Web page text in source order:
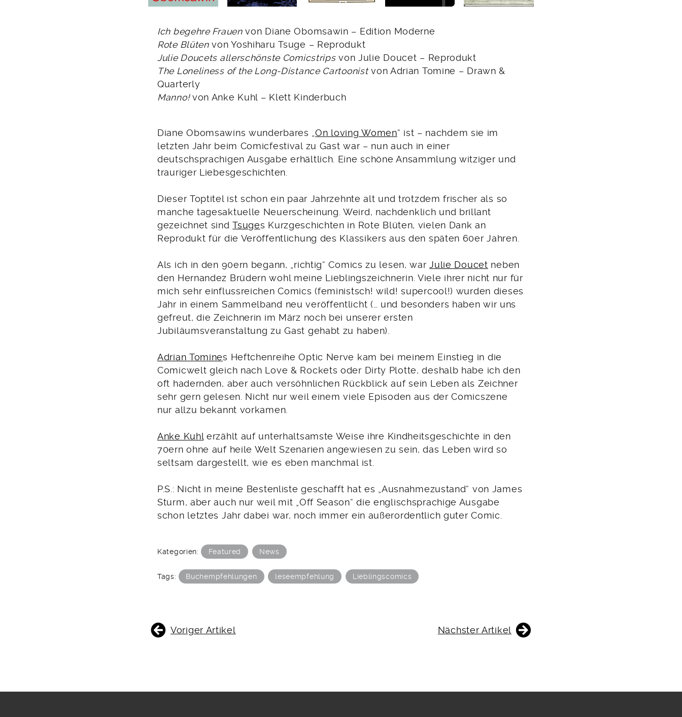
Ich begehre Frauenvon Diane Obomsawin – Edition Moderne
Rote Blütenvon Yoshiharu Tsuge – Reprodukt
Julie Doucets allerschönste Comicstripsvon Julie Doucet – Reprodukt
The Loneliness of the Long-Distance Cartoonistvon Adrian Tomine – Drawn &
Quarterly
Manno!von Anke Kuhl – Klett Kinderbuch
Diane Obomsawins wunderbares „On loving Women“ ist – nachdem sie im
letzten Jahr beim Comicfestival zu Gast war – nun auch in einer
deutschsprachigen Ausgabe erhältlich. Eine schöne Ansammlung witziger und
trauriger Liebesgeschichten.
Dieser Toptitel ist schon ein paar Jahrzehnte alt und trotzdem frischer als so
manche tagesaktuelle Neuerscheinung. Weird, nachdenklich und brillant
gezeichnet sindTsuges Kurzgeschichten in Rote Blüten, vielen Dank an
Reprodukt für die Veröffentlichung des Klassikers aus den späten 60er Jahren.
Als ich in den 90ern begann, „richtig“ Comics zu lesen, warJulie Doucet neben
den Hernandez Brüdern wohl meine Lieblingszeichnerin. Viele ihrer nicht nur für
mich sehr einflussreichen Comics (feministsch! wild! supercool!) wurden dieses
Jahr in einem Sammelband neu veröffentlicht (… und besonders haben wir uns
gefreut, die Zeichnerin im März noch bei unserer ersten
Jubiläumsveranstaltung zu Gast gehabt zu haben).
Adrian Tomines Heftchenreihe Optic Nerve kam bei meinem Einstieg in die
Comicwelt gleich nach Love & Rockets oder Dirty Plotte, deshalb habe ich den
oft hadernden, aber auch versöhnlichen Rückblick auf sein Leben als Zeichner
sehr gern gelesen. Nicht nur weil einem viele Episoden aus der Comicszene
nur allzu bekannt vorkamen.
Anke Kuhl erzählt auf unterhaltsamste Weise ihre Kindheitsgeschichte in den
70ern ohne auf heile Welt Szenarien angewiesen zu sein, das Leben wird so
seltsam dargestellt, wie es eben manchmal ist.
P.S.: Nicht in meine Bestenliste geschafft hat es „Ausnahmezustand“ von James
Sturm, aber auch nur weil mit „Off Season“ die englischsprachige Ausgabe
schon letztes Jahr dabei war, noch immer ein außerordentlich guter Comic.
Kategorien: Featured News
Tags: Buchempfehlungen leseempfehlung Lieblingscomics
BEITRAGSNAVIGATION
Voriger Artikel Nächster Artikel